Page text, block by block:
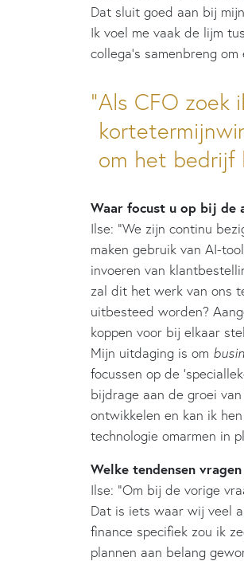
Dat sluit goed aan bij
Ik voel me vaak de lijm
collega’s samenbreng
Als CFO zoek
om het bedrijf
Waar focust u op bij de
Ilse: “We zijn continu
maken gebruik van AI-
invoeren van
zal dit het werk van ons
uitbesteed worden?
koppen voor bij elkaar
Mijn uitdaging is om
focussen op de
bijdrage aan de groei
ontwikkelen en kan ik
technologie omarmen in
Welke tendensen
Ilse: “Om bij de vorige
Dat is iets waar wij veel
finance specifiek zou ik
plannen aan belang